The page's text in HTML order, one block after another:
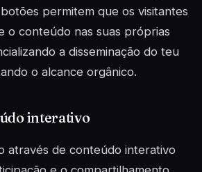
permitem que os visitantes
o conteúdo nas suas próprias
a disseminação do teu
o alcance orgânico.
interativo
através de conteúdo interativo